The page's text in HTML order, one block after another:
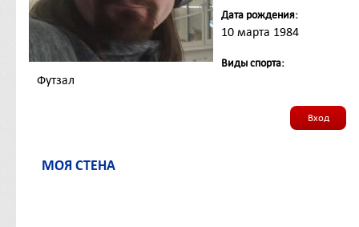
Дата рождения:
10 марта 1984
Виды спорта:
Футзал
Вход
МОЯ СТЕНА